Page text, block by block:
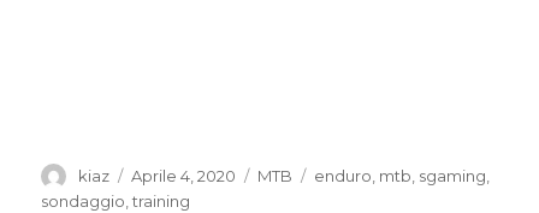
Autore
kiaz
Pubblicato
il
Aprile 4, 2020 Categorie
MTB Tag
enduro, mtb, sgaming,
sondaggio,training